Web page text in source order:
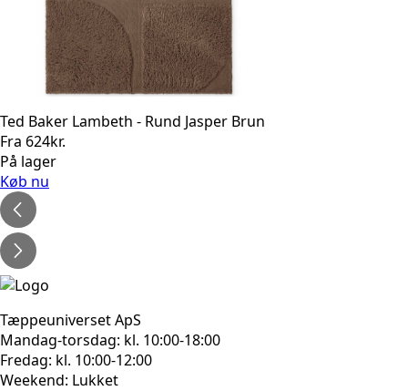
Ted Baker Lambeth - Rund Jasper Brun
Fra 624kr.
På lager
Køb nu
Tæppeuniverset ApS
Mandag-torsdag: kl. 10:00-18:00
Fredag: kl. 10:00-12:00
Weekend: Lukket